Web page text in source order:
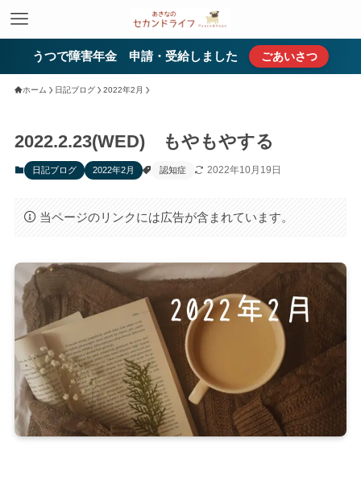
うつで障害年金 申請・受給しました ごあいさつ
ホーム 日記ブログ 2022年2月
2022.2.23(WED) もやもやする
日記ブログ 2022年2月 認知症 2022年10月19日
当ページのリンクには広告が含まれています。